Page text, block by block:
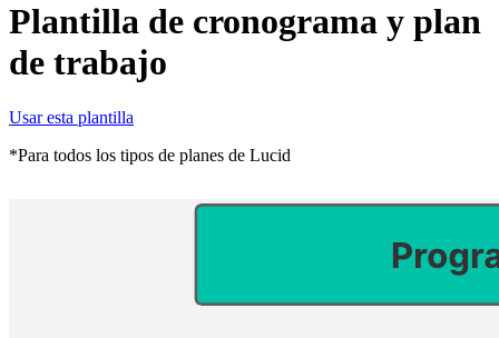
Plantilla de cronograma y plan
de trabajo
Usar esta plantilla
*Para todos los tipos de planes de Lucid